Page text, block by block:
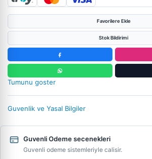
Favorilere Ekle
Stok Bildirimi
Tumunu goster
Guvenlik ve Yasal Bilgiler
Guvenli Odeme secenekleri
Guvenli odeme sistemleriyle calisir.